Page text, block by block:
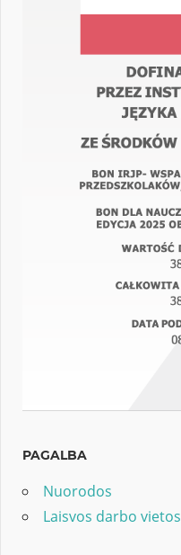
PAGALBA
Nuorodos
Laisvos darbo vietos